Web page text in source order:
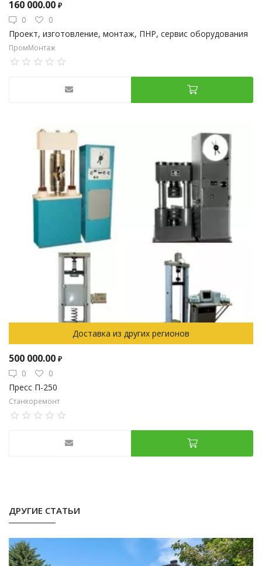
160 000.00 ₽
0
0
Проект, изготовление, монтаж, ПНР, сервис оборудования
ПромМонтаж
Доставка из других регионов
500 000.00 ₽
0
0
Пресс П-250
Станкоремонт
ДРУГИЕ СТАТЬИ